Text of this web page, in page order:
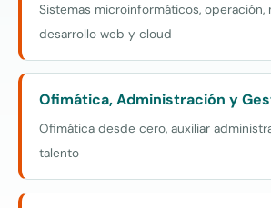
Sistemas microinformáticos, operación,
desarrollo web y cloud
Ofimática, Administración y
Ofimática desde cero, auxiliar
talento